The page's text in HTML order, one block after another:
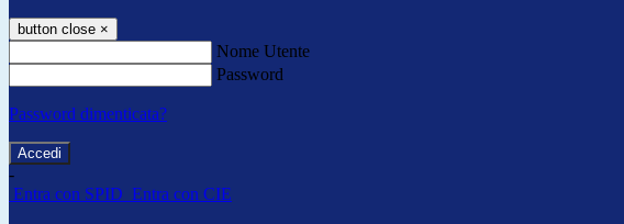
button close ×
Nome Utente
Password
Password dimenticata?
-
Entra con SPID Entra con CIE